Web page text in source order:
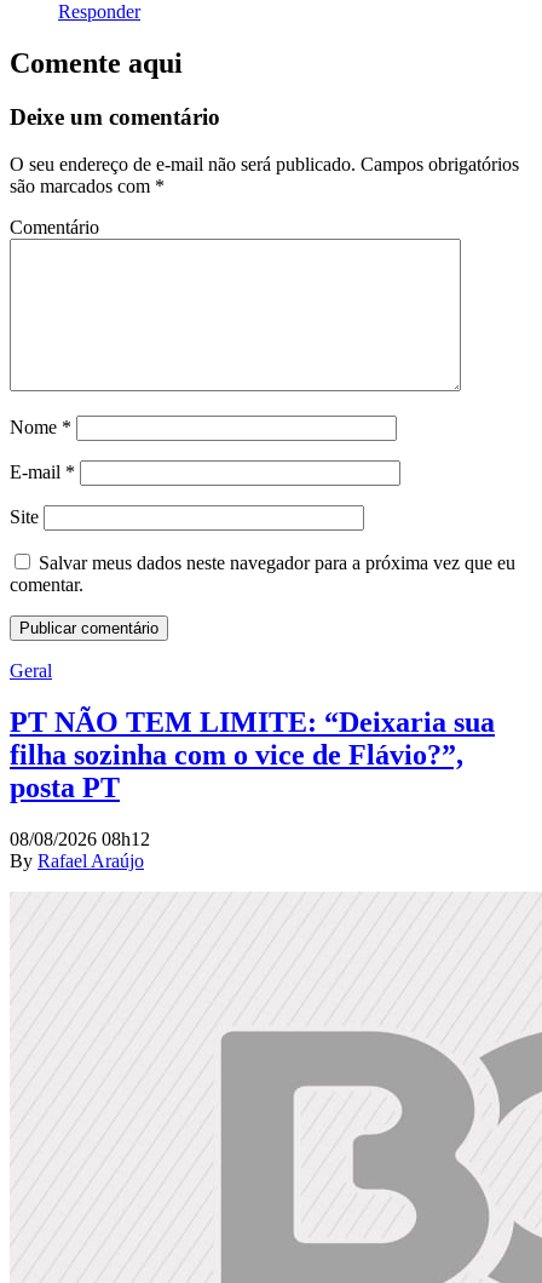
Responder
Comente aqui
Deixe um comentário
O seu endereço de e-mail não será publicado. Campos obrigatórios
são marcados com *
Comentário
Nome *
E-mail *
Site
Salvar meus dados neste navegador para a próxima vez que eu
comentar.
Geral
PT NÃO TEM LIMITE: “Deixaria sua
filha sozinha com o vice de Flávio?”,
posta PT
08/08/2026 08h12
By Rafael Araújo